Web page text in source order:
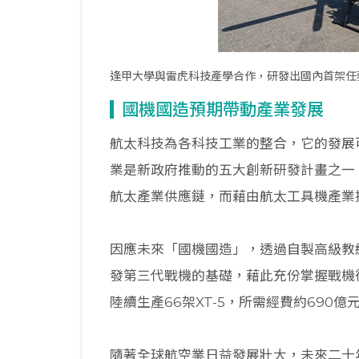
逢甲大學與雷虎科技產學合作，研發出國內首架
國機國造預期帶動產業發展
航太科技為各科技工業的整合，它的發
業是新政府推動的五大創新研發計畫之
航太產業供應鏈，而藉由航太工具機產
因應未來「國機國造」，透過自製高級
發第三代戰機的基礎，藉此充份掌握戰
陸續生產66架XT-5，所需經費約690億
隨著全球航空業日益發展壯大，未來二